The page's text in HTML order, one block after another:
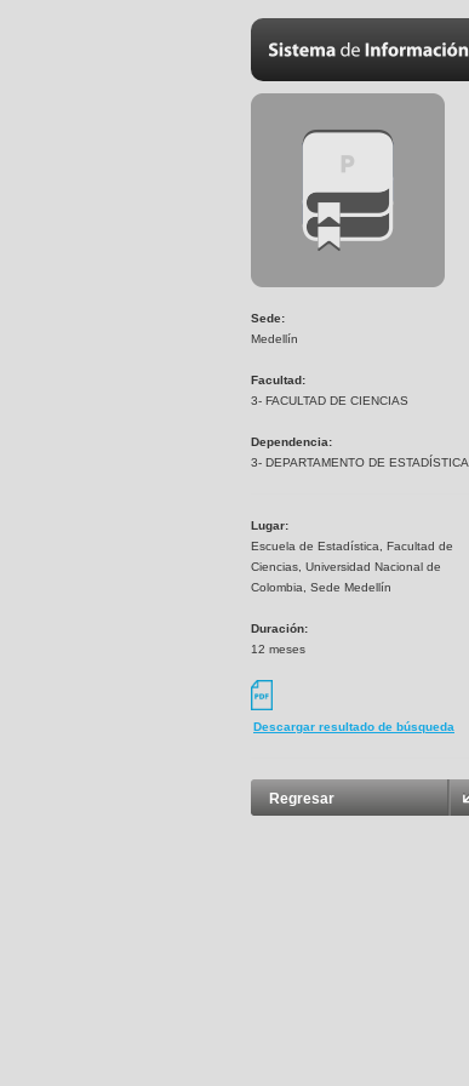
Sede:
Medellín
Facultad:
3- FACULTAD DE CIENCIAS
Dependencia:
3- DEPARTAMENTO DE ESTADÍSTICA
Lugar:
Escuela de Estadística, Facultad de
Ciencias, Universidad Nacional de
Colombia, Sede Medellín
Duración:
12 meses
Descargar resultado de búsqueda
Regresar